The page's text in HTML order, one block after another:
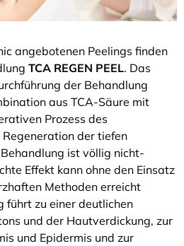
angebotenen Peelings finden
TCA REGEN PEEL. Das
der Behandlung
aus TCA-Säure mit
Prozess des
der tiefen
ist völlig nicht-
Effekt kann ohne den Einsatz
Methoden erreicht
führt zu einer deutlichen
und der Hautverdickung, zur
und Epidermis und zur